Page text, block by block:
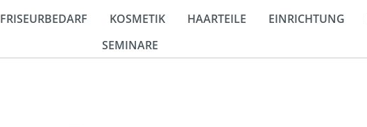
FRISEURBEDARF KOSMETIK HAARTEILE EINRICHTUNG
SEMINARE